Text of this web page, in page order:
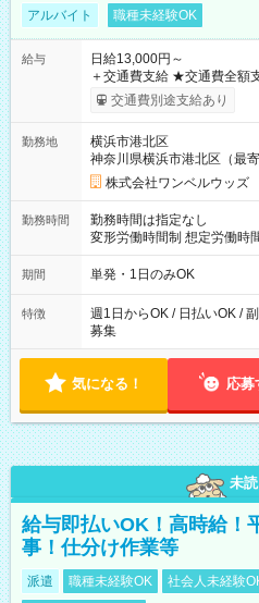
アルバイト 職種未経験OK
給与
日給13,000円～
＋交通費支給 ★交通費全額支給！ ┗案件により規定あり ★日払
いOK！（規定あり） ┗働い
ンビニATMから 日払い分を引き落と
交通費別途支給あり
勤務地
横浜市港北区
神奈川県横浜市港北区（最
株式会社ワンベルウッズ
勤務時間
勤務時間は指定なし
変形労働時間制 想定労働時間160時間/月 【
～21：00
期間 単発・1日のみOK
特徴
週1日からOK / 日払いOK /
募集
気になる！ 応募
未読
給与即払いOK！高時給！
事！仕分け作業等
派遣 職種未経験OK 社会人未経験